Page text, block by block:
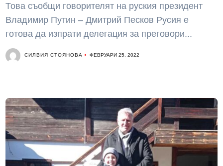
Това съобщи говорителят на руския президент
Владимир Путин – Дмитрий Песков Русия е
готова да изпрати делегация за преговори...
СИЛВИЯ СТОЯНОВА ФЕВРУАРИ 25, 2022